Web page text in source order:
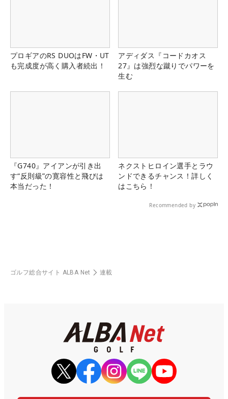
プロギアのRS DUOはFW・UT
も完成度が高く購入者続出！
アディダス『コードカオス
27』は強烈な蹴りでパワーを
生む
『G740』アイアンが引き出
す“反則級”の寛容性と飛びは
本当だった！
ネクストヒロイン選手とラウ
ンドできるチャンス！詳しく
はこちら！
Recommended by
ゴルフ総合サイト ALBA Net 連載